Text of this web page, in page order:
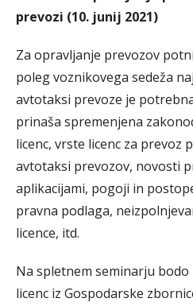
prevozi (10. junij 2021)
Za opravljanje prevozov
poleg voznikovega sedeža
avtotaksi prevoze je
prinaša spremenjena
licenc, vrste licenc za prevoz
avtotaksi prevozov, novosti
aplikacijami, pogoji in
pravna podlaga,
licence, itd.
Na spletnem seminarju
licenc iz Gospodarske